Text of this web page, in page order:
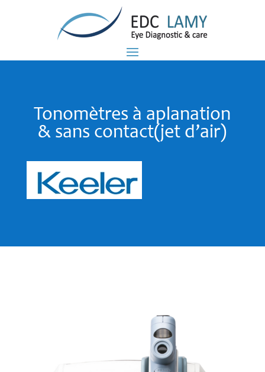
Tonomètres à aplanation
& sans contact(jet d’air)